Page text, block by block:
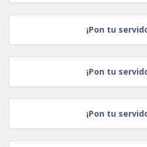
¡Pon tu
¡Pon tu
¡Pon tu